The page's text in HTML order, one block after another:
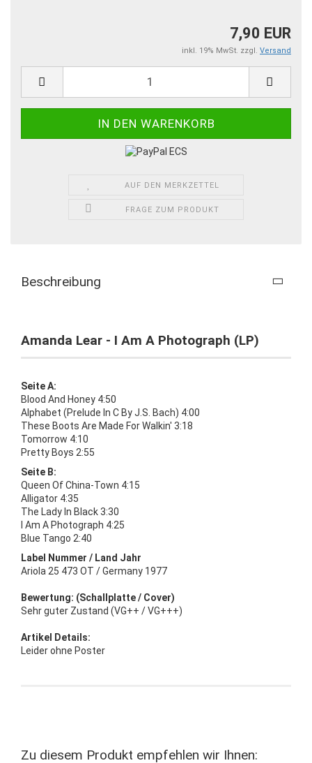
7,90 EUR
inkl. 19% MwSt. zzgl. Versand
AUF DEN MERKZETTEL
FRAGE ZUM PRODUKT
Beschreibung
Amanda Lear - I Am A Photograph (LP)
Seite A:
Blood And Honey 4:50
Alphabet (Prelude In C By J.S. Bach) 4:00
These Boots Are Made For Walkin' 3:18
Tomorrow 4:10
Pretty Boys 2:55
Seite B:
Queen Of China-Town 4:15
Alligator 4:35
The Lady In Black 3:30
I Am A Photograph 4:25
Blue Tango 2:40
Label Nummer / Land Jahr
Ariola 25 473 OT / Germany 1977
Bewertung: (Schallplatte / Cover)
Sehr guter Zustand (VG++ / VG+++)
Artikel Details:
Leider ohne Poster
Zu diesem Produkt empfehlen wir Ihnen: